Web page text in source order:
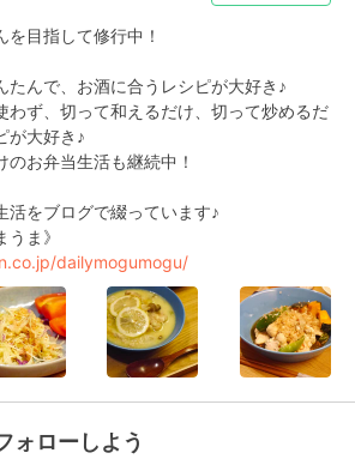
目指して修行中！
たんで、お酒に合うレシピが大好き♪
わず、切って和えるだけ、切って炒めるだ
が大好き♪
お弁当生活も継続中！
活をブログで綴っています♪
うま》
dailymogumogu/
ォローしよう